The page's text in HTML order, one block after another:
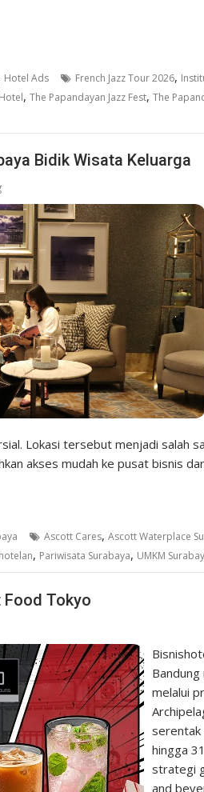
Hotel Ads French Jazz Tour 2026,
, The Papandayan Jazz Fest, The
Bidik Wisata Keluarga
Lokasi tersebut menjadi salah
akses mudah ke pusat bisnis
Ascott Cares, Ascott Waterplace
, Pariwisata Surabaya, UMKM
Food Tokyo
Bandung
melalui
serentak
hingga
strategi
and